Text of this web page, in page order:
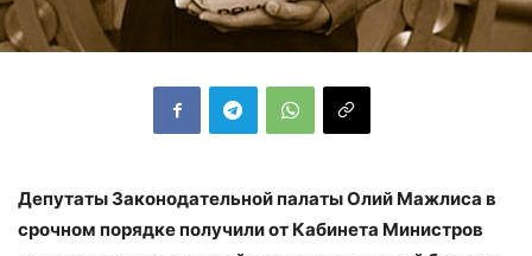
Депутаты Законодательной палаты Олий Мажлиса в
срочном порядке получили от Кабинета Министров